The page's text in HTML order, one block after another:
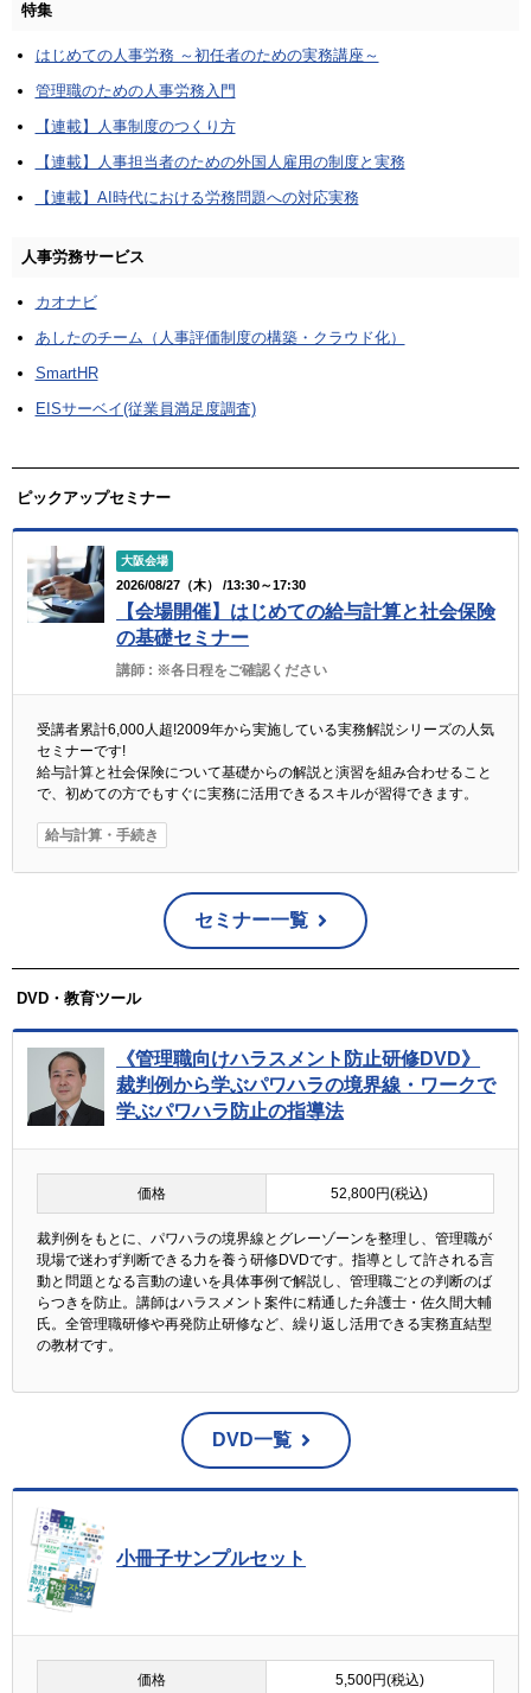
特集
はじめての人事労務 ～初任者のための実務講座～
管理職のための人事労務入門
【連載】人事制度のつくり方
【連載】人事担当者のための外国人雇用の制度と実務
【連載】AI時代における労務問題への対応実務
人事労務サービス
カオナビ
あしたのチーム（人事評価制度の構築・クラウド化）
SmartHR
EISサーベイ(従業員満足度調査)
ピックアップセミナー
大阪会場
2026/08/27（木） /13:30～17:30
【会場開催】はじめての給与計算と社会保険
の基礎セミナー
講師 : ※各日程をご確認ください
受講者累計6,000人超!2009年から実施している実務解説シリーズの人気
セミナーです!
給与計算と社会保険について基礎からの解説と演習を組み合わせること
で、初めての方でもすぐに実務に活用できるスキルが習得できます。
給与計算・手続き
セミナー一覧
DVD・教育ツール
《管理職向けハラスメント防止研修DVD》
裁判例から学ぶパワハラの境界線・ワークで
学ぶパワハラ防止の指導法
価格 52,800円(税込)
裁判例をもとに、パワハラの境界線とグレーゾーンを整理し、管理職が
現場で迷わず判断できる力を養う研修DVDです。指導として許される言
動と問題となる言動の違いを具体事例で解説し、管理職ごとの判断のば
らつきを防止。講師はハラスメント案件に精通した弁護士・佐久間大輔
氏。全管理職研修や再発防止研修など、繰り返し活用できる実務直結型
の教材です。
DVD一覧
小冊子サンプルセット
価格 5,500円(税込)